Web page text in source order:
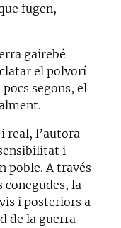
fugen,
gairebé
el polvorí
segons, el
real, l’autora
i
A través
conegudes, la
i posteriors a
de la guerra